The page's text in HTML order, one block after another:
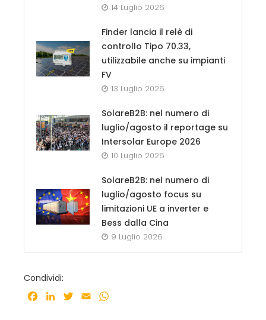
14 Luglio 2026
Finder lancia il relè di
controllo Tipo 70.33,
utilizzabile anche su impianti
FV
13 Luglio 2026
SolareB2B: nel numero di
luglio/agosto il reportage su
Intersolar Europe 2026
10 Luglio 2026
SolareB2B: nel numero di
luglio/agosto focus su
limitazioni UE a inverter e
Bess dalla Cina
9 Luglio 2026
Condividi:
Facebook
LinkedInTwitter
Email